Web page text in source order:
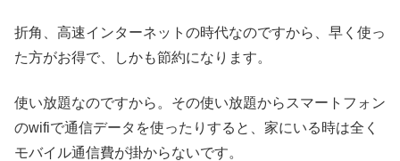
折角、高速インターネットの時代なのですから、早く使っ
た方がお得で、しかも節約になります。
使い放題なのですから。その使い放題からスマートフォン
のwifiで通信データを使ったりすると、家にいる時は全く
モバイル通信費が掛からないです。